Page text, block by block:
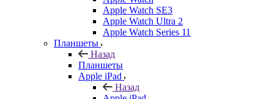
Apple Watch SE3
Apple Watch Ultra 2
Apple Watch Series 11
Планшеты
Назад
Планшеты
Apple iPad
Назад